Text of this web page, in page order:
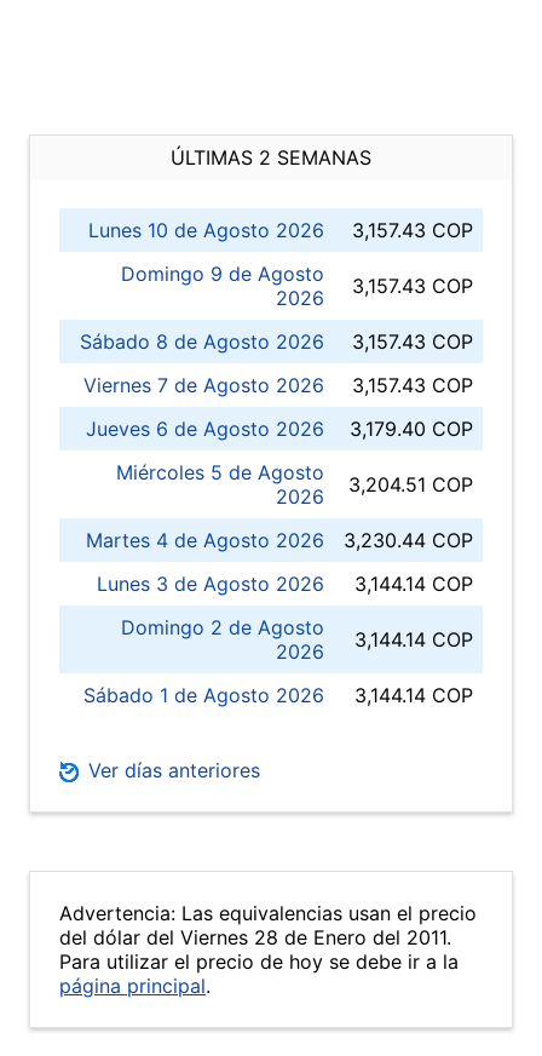
ÚLTIMAS 2 SEMANAS
Lunes 10 de Agosto 2026
3,157.43 COP
Domingo 9 de Agosto
2026
3,157.43 COP
Sábado 8 de Agosto 2026
3,157.43 COP
Viernes 7 de Agosto 2026
3,157.43 COP
Jueves 6 de Agosto 2026
3,179.40 COP
Miércoles 5 de Agosto
2026
3,204.51 COP
Martes 4 de Agosto 2026
3,230.44 COP
Lunes 3 de Agosto 2026
3,144.14 COP
Domingo 2 de Agosto
2026
3,144.14 COP
Sábado 1 de Agosto 2026 3,144.14 COP
Ver días anteriores
Advertencia: Las equivalencias usan el precio
del dólar del Viernes 28 de Enero del 2011.
Para utilizar el precio de hoy se debe ir a la
página principal.